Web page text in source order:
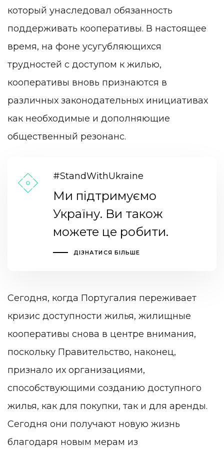
который унаследовал обязанность
поддерживать кооперативы. В настоящее
время, на фоне усугубляющихся
трудностей с доступом к жилью,
кооперативы вновь признаются в
различных законодательных инициативах
как необходимые и дополняющие
общественный резонанс.
#StandWithUkraine
Ми підтримуємо
Україну. Ви також
можете це робити.
ДІЗНАТИСЯ БІЛЬШЕ
Сегодня, когда Португалия переживает
кризис доступности жилья, жилищные
кооперативы снова в центре внимания,
поскольку Правительство, наконец,
признало их организациями,
способствующими созданию доступного
жилья, как для покупки, так и для аренды.
Сегодня они получают новую жизнь
благодаря новым мерам из